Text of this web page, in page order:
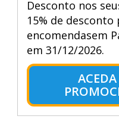
Desconto nos
15% de desconto
encomendasem
em 31/12/2026.